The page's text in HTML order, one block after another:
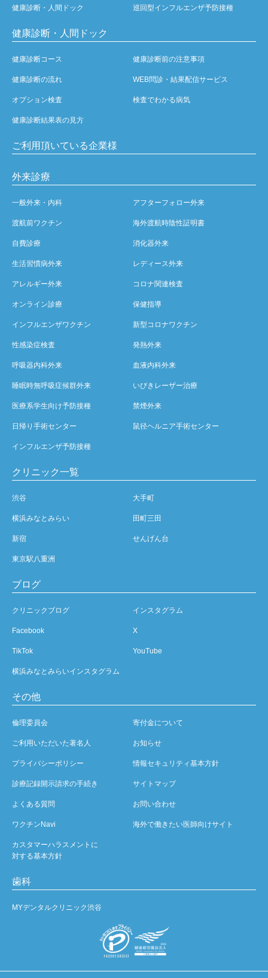
健康診断・人間ドック 巡回型インフルエンザ予防接種
健康診断・人間ドック
健康診断コース 健康診断前の注意事項
健康診断の流れ WEB問診・結果配信サービス
オプション検査 検査でわかる病気
健康診断結果表の見方
ご利用頂いている企業様
外来診療
一般外来・内科 アフターフォロー外来
渡航前ワクチン 海外渡航時陰性証明書
自費診療 消化器外来
生活習慣病外来 レディース外来
アレルギー外来 コロナ関連検査
オンライン診療 保健指導
インフルエンザワクチン 新型コロナワクチン
性感染症検査 発熱外来
呼吸器内科外来 血液内科外来
睡眠時無呼吸症候群外来 いびきレーザー治療
医療系学生向け予防接種 禁煙外来
日帰り手術センター 鼠径ヘルニア手術センター
インフルエンザ予防接種
クリニック一覧
渋谷 大手町
横浜みなとみらい 田町三田
新宿 せんげん台
東京駅八重洲
ブログ
クリニックブログ インスタグラム
Facebook X
TikTok YouTube
横浜みなとみらいインスタグラム
その他
倫理委員会 寄付金について
ご利用いただいた著名人 お知らせ
プライバシーポリシー 情報セキュリティ基本方針
診療記録開示請求の手続き サイトマップ
よくある質問 お問い合わせ
ワクチンNavi 海外で働きたい医師向けサイト
カスタマーハラスメントに
対する基本方針
歯科
MYデンタルクリニック渋谷